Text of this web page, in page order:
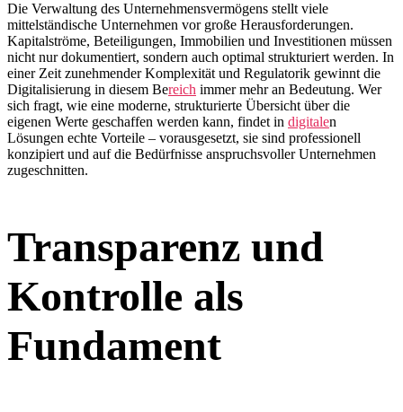
Die Verwaltung des Unternehmensvermögens stellt viele
mittelständische Unternehmen vor große Herausforderungen.
Kapitalströme, Beteiligungen, Immobilien und Investitionen müssen
nicht nur dokumentiert, sondern auch optimal strukturiert werden. In
einer Zeit zunehmender Komplexität und Regulatorik gewinnt die
Digitalisierung in diesem Bereich immer mehr an Bedeutung. Wer
sich fragt, wie eine moderne, strukturierte Übersicht über die
eigenen Werte geschaffen werden kann, findet in digitalen
Lösungen echte Vorteile – vorausgesetzt, sie sind professionell
konzipiert und auf die Bedürfnisse anspruchsvoller Unternehmen
zugeschnitten.
Transparenz und
Kontrolle als
Fundament